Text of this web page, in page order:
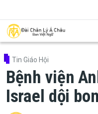
Tin Giáo Hội
Bệnh viện
Israel dội